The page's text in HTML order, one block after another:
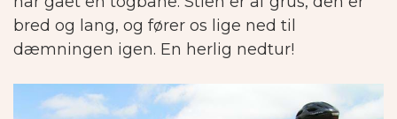
bred og lang, og fører os lige ned til
dæmningen igen. En herlig nedtur!